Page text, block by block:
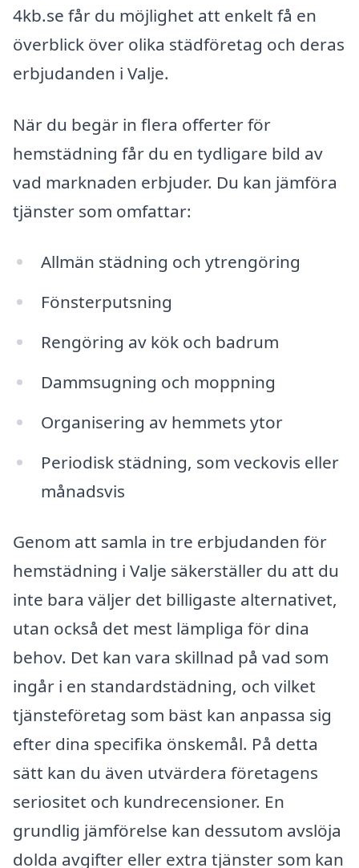
4kb.se får du möjlighet att enkelt få en
överblick över olika städföretag och deras
erbjudanden i Valje.
När du begär in flera offerter för
hemstädning får du en tydligare bild av
vad marknaden erbjuder. Du kan jämföra
tjänster som omfattar:
Allmän städning och ytrengöring
Fönsterputsning
Rengöring av kök och badrum
Dammsugning och moppning
Organisering av hemmets ytor
Periodisk städning, som veckovis eller
månadsvis
Genom att samla in tre erbjudanden för
hemstädning i Valje säkerställer du att du
inte bara väljer det billigaste alternativet,
utan också det mest lämpliga för dina
behov. Det kan vara skillnad på vad som
ingår i en standardstädning, och vilket
tjänsteföretag som bäst kan anpassa sig
efter dina specifika önskemål. På detta
sätt kan du även utvärdera företagens
seriositet och kundrecensioner. En
grundlig jämförelse kan dessutom avslöja
dolda avgifter eller extra tjänster som kan